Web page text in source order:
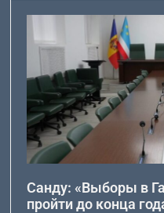
Санду: «Выборы в
пройти до конца